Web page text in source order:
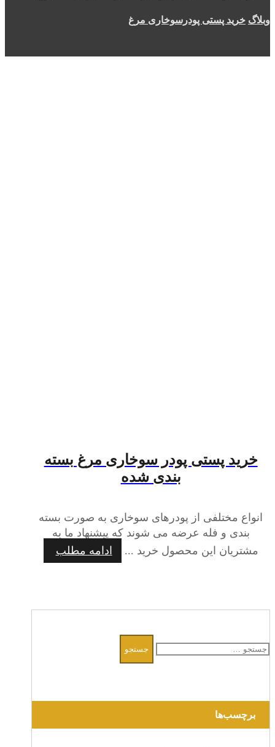
وبلاگ خرید پستی پودرسوخاری مرغ
خرید پستی پودر سوخاری مرغ بسته
بندی شده
انواع مختلفی از پودرهای سوخاری به صورت بسته
بندی و فله عرضه می شوند که پیشنهاد ما به
مشتریان این محصول خرید ...
ادامه مطلب
برای:
برچسب‌ها